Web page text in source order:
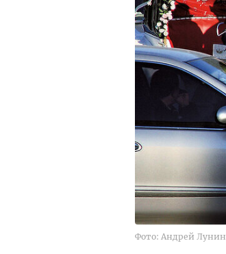
Фото: Андрей Лунин